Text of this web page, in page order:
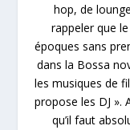
hop, de
rappeler que
époques sans
dans la Bossa
les musiques de
propose les DJ ».
qu’il faut